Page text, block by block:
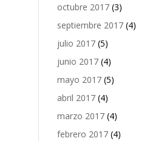
octubre 2017 (3)
septiembre 2017 (4)
julio 2017 (5)
junio 2017 (4)
mayo 2017 (5)
abril 2017 (4)
marzo 2017 (4)
febrero 2017 (4)